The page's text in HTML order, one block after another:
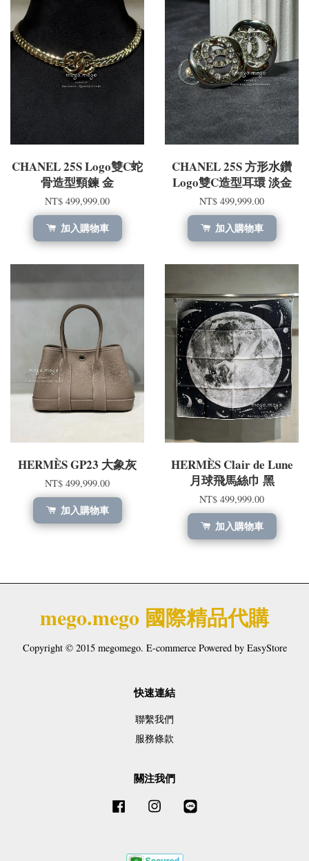
CHANEL 25S Logo雙C蛇
骨造型頸鍊 金
NT$ 499,999.00
加入購物車
CHANEL 25S 方形水鑽
Logo雙C造型耳環 淡金
NT$ 499,999.00
加入購物車
HERMÈS GP23 大象灰
NT$ 499,999.00
加入購物車
HERMÈS Clair de Lune
月球飛馬絲巾 黑
NT$ 499,999.00
加入購物車
mego.mego 國際精品代購
Copyright © 2015 megomego. E-commerce Powered by EasyStore
快速連結
聯繫我們
服務條款
關注我們
Facebook Instagram